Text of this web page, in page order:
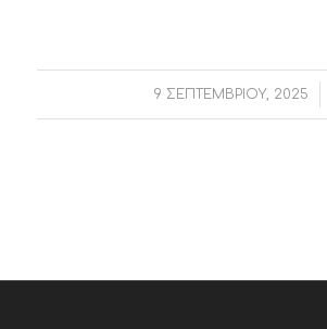
9 ΣΕΠΤΕΜΒΡΊΟΥ, 2025
/